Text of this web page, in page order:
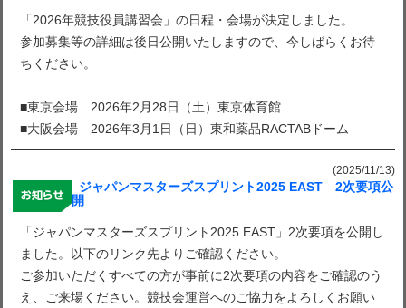
「2026年競技役員講習会」の日程・会場が決定しました。
参加募集等の詳細は後日公開いたしますので、今しばらくお待
ちください。
■東京会場 2026年2月28日（土）東京体育館
■大阪会場 2026年3月1日（日）東和薬品RACTABドーム
(2025/11/13)
ジャパンマスターズスプリント2025 EAST 2次要項公
開
「ジャパンマスターズスプリント2025 EAST」2次要項を公開し
ました。以下のリンク先よりご確認ください。
ご参加いただくすべての方が事前に2次要項の内容をご確認のう
え、ご来場ください。競技会運営へのご協力をよろしくお願い